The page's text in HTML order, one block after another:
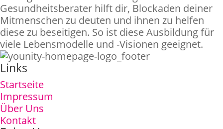
Gesundheitsberater hilft dir, Blockaden deiner
Mitmenschen zu deuten und ihnen zu helfen
diese zu beseitigen. So ist diese Ausbildung für
viele Lebensmodelle und -Visionen geeignet.
Links
Startseite
Impressum
Über Uns
Kontakt